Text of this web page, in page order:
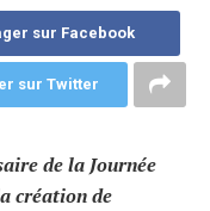
sur Facebook
sur Twitter
de la Journée
création de